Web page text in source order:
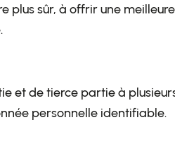
sûr, à offrir une
et de tierce partie à
personnelle identifiable.